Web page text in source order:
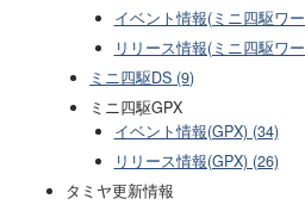
イベント情報(ミニ四駆ワ
リリース情報(ミニ四駆ワ
ミニ四駆DS (9)
ミニ四駆GPX
イベント情報(GPX) (34)
リリース情報(GPX) (26)
タミヤ更新情報